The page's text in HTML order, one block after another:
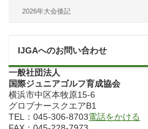
2026年大会後記
IJGAへのお問い合わせ
一般社団法人
国際ジュニアゴルフ育成協会
横浜市中区本牧原15-6
グロブナースクエアB1
TEL：045-306-8703電話をかける